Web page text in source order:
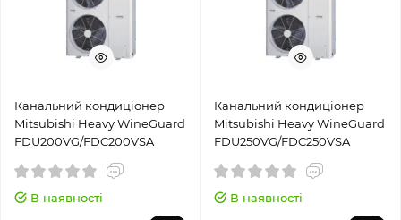
Канальний кондиціонер
Mitsubishi Heavy WineGuard
FDU200VG/FDC200VSA
В наявності
Канальний кондиціонер
Mitsubishi Heavy WineGuard
FDU250VG/FDC250VSA
В наявності